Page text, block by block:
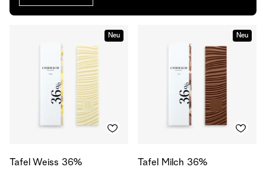
Neu
Tafel Weiss 36%
Neu
Tafel Milch 36%